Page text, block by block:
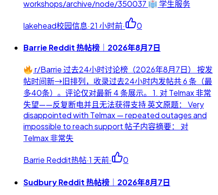
workshops/archive/node/350037 学生服务
lakehead校园信息·21 小时前· 0
Barrie Reddit 热帖榜｜2026年8月7日
r/Barrie 过去24小时讨论榜（2026年8月7日） 按发
帖时间新→旧排列，收录过去24小时内发帖共 6 条（最
多40条）。评论仅对最新 4 条展示。 1. 对 Telmax 非常
失望——反复断电并且无法获得支持 英文原题： Very
disappointed with Telmax — repeated outages and
impossible to reach support 帖子内容摘要： 对
Telmax 非常失
Barrie Reddit热帖·1 天前· 0
Sudbury Reddit 热帖榜｜2026年8月7日